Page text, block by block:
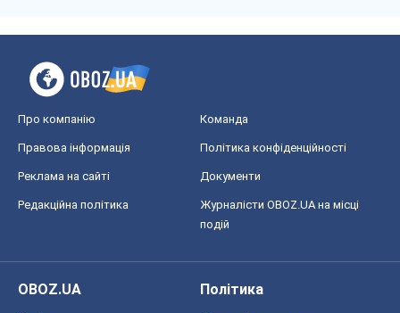
Про компанію Команда
Правова інформація Політика конфіденційності
Реклама на сайті Документи
Редакційна політика
Журналісти OBOZ.UA на місці
подій
OBOZ.UA
Політика